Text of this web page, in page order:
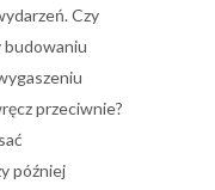
Czy
budowaniu
przeciwnie?
później